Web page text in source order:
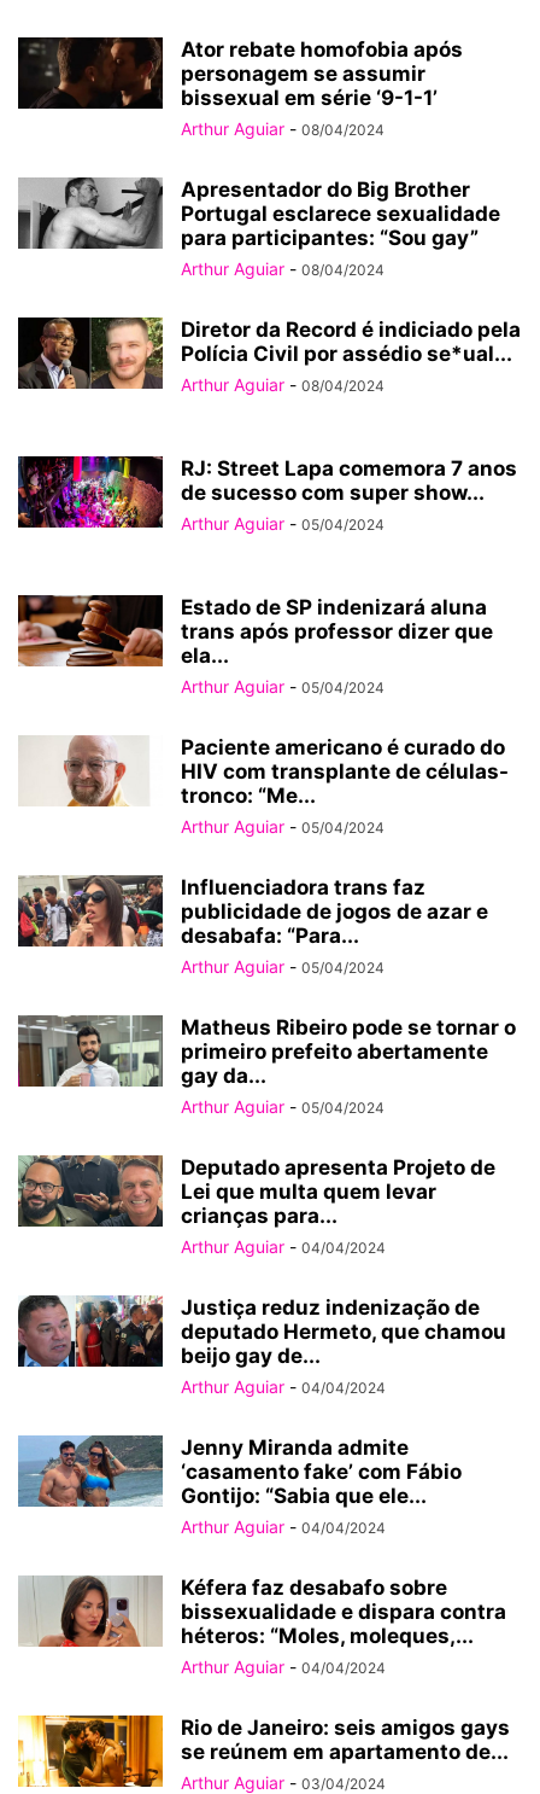
Ator rebate homofobia após
personagem se assumir
bissexual em série ‘9-1-1’
Arthur Aguiar - 08/04/2024
Apresentador do Big Brother
Portugal esclarece sexualidade
para participantes: “Sou gay”
Arthur Aguiar - 08/04/2024
Diretor da Record é indiciado pela
Polícia Civil por assédio se*ual...
Arthur Aguiar - 08/04/2024
RJ: Street Lapa comemora 7 anos
de sucesso com super show...
Arthur Aguiar - 05/04/2024
Estado de SP indenizará aluna
trans após professor dizer que
ela...
Arthur Aguiar - 05/04/2024
Paciente americano é curado do
HIV com transplante de células-
tronco: “Me...
Arthur Aguiar - 05/04/2024
Influenciadora trans faz
publicidade de jogos de azar e
desabafa: “Para...
Arthur Aguiar - 05/04/2024
Matheus Ribeiro pode se tornar o
primeiro prefeito abertamente
gay da...
Arthur Aguiar - 05/04/2024
Deputado apresenta Projeto de
Lei que multa quem levar
crianças para...
Arthur Aguiar - 04/04/2024
Justiça reduz indenização de
deputado Hermeto, que chamou
beijo gay de...
Arthur Aguiar - 04/04/2024
Jenny Miranda admite
‘casamento fake’ com Fábio
Gontijo: “Sabia que ele...
Arthur Aguiar - 04/04/2024
Kéfera faz desabafo sobre
bissexualidade e dispara contra
héteros: “Moles, moleques,...
Arthur Aguiar - 04/04/2024
Rio de Janeiro: seis amigos gays
se reúnem em apartamento de...
Arthur Aguiar - 03/04/2024